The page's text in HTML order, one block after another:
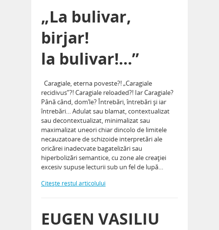
„La bulivar,
birjar!
la bulivar!…”
Caragiale, eterna poveste?! „Caragiale
recidivus”?! Caragiale reloaded?! Iar Caragiale?
Până când, dom’le? Întrebări, întrebări şi iar
întrebări… Adulat sau blamat, contextualizat
sau decontextualizat, minimalizat sau
maximalizat uneori chiar dincolo de limitele
necauzatoare de schizoide interpretări ale
oricărei inadecvate bagatelizări sau
hiperbolizări semantice, cu zone ale creaţiei
excesiv supuse lecturii sub un fel de lupă…
Citeşte restul articolului
EUGEN VASILIU